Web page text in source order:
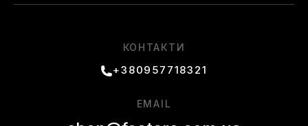
КОНТАКТИ
+380957718321
EMAIL